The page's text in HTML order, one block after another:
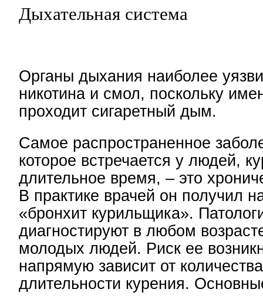
Дыхательная система
Органы дыхания наиболее
никотина и смол, поскольку
проходит сигаретный дым.
Самое распространенное
которое встречается у людей,
длительное время, – это
В практике врачей он получил
«бронхит курильщика».
диагностируют в любом
молодых людей. Риск ее
напрямую зависит от
длительности курения.